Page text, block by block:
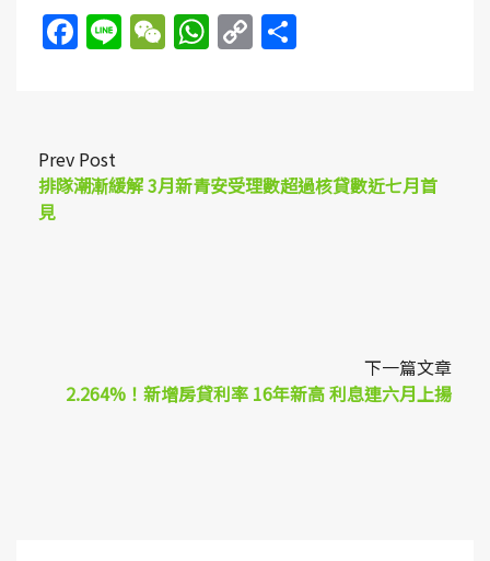
Facebook
LineWeChat
WhatsApp
Copy
Prev Post
排隊潮漸緩解 3月新青安受理數超過核貸數近七月首
見
下一篇文章
2.264%！新增房貸利率 16年新高 利息連六月上揚